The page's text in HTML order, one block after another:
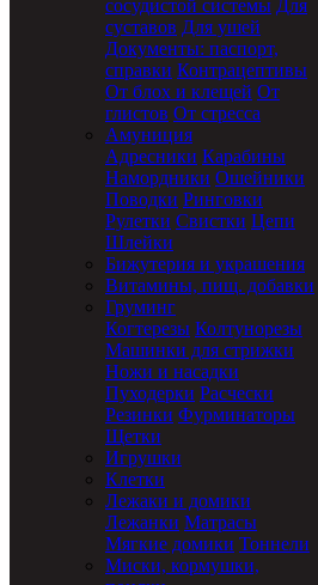
сосудистой системы Для
суставов Для ушей
Документы: паспорт,
справки Контрацептивы
От блох и клещей От
глистов От стресса
Амуниция
Адресники Карабины
Намордники Ошейники
Поводки Ринговки
Рулетки Свистки Цепи
Шлейки
Бижутерия и украшения
Витамины, пищ. добавки
Груминг
Когтерезы Колтунорезы
Машинки для стрижки
Ножи и насадки
Пуходерки Расчески
Резинки Фурминаторы
Щетки
Игрушки
Клетки
Лежаки и домики
Лежанки Матрасы
Мягкие домики Тоннели
Миски, кормушки,